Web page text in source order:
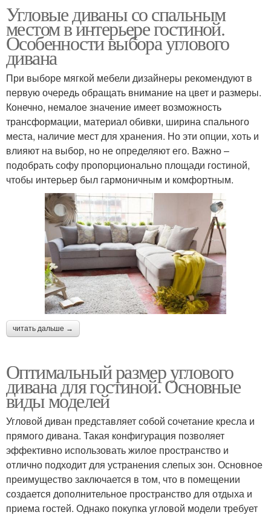
Угловые диваны со спальным
местом в интерьере гостиной.
Особенности выбора углового
дивана
При выборе мягкой мебели дизайнеры рекомендуют в
первую очередь обращать внимание на цвет и размеры.
Конечно, немалое значение имеет возможность
трансформации, материал обивки, ширина спального
места, наличие мест для хранения. Но эти опции, хоть и
влияют на выбор, но не определяют его. Важно –
подобрать софу пропорционально площади гостиной,
чтобы интерьер был гармоничным и комфортным.
читать дальше →
Оптимальный размер углового
дивана для гостиной. Основные
виды моделей
Угловой диван представляет собой сочетание кресла и
прямого дивана. Такая конфигурация позволяет
эффективно использовать жилое пространство и
отлично подходит для устранения слепых зон. Основное
преимущество заключается в том, что в помещении
создается дополнительное пространство для отдыха и
приема гостей. Однако покупка угловой модели требует